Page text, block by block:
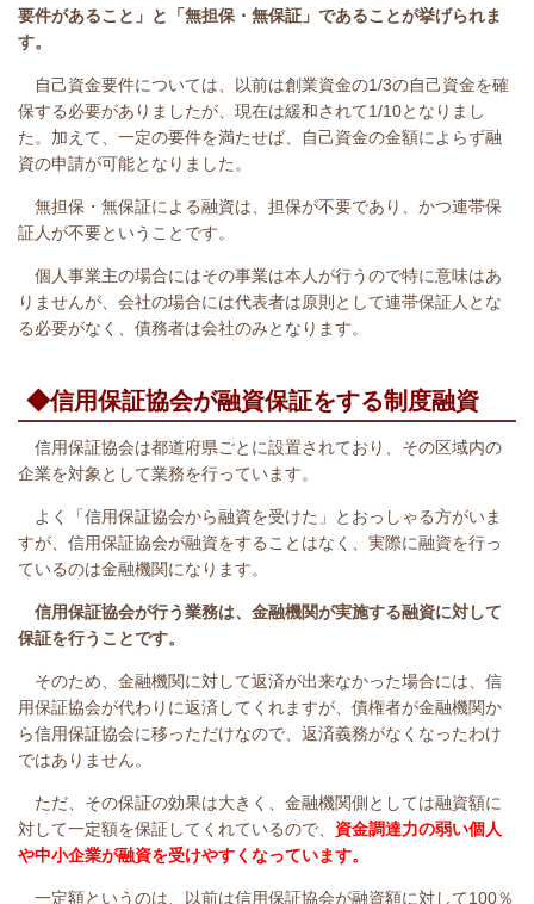
要件があること」と「無担保・無保証」であることが挙げられま
す。
自己資金要件については、以前は創業資金の1/3の自己資金を確
保する必要がありましたが、現在は緩和されて1/10となりまし
た。加えて、一定の要件を満たせば、自己資金の金額によらず融
資の申請が可能となりました。
無担保・無保証による融資は、担保が不要であり、かつ連帯保
証人が不要ということです。
個人事業主の場合にはその事業は本人が行うので特に意味はあ
りませんが、会社の場合には代表者は原則として連帯保証人とな
る必要がなく、債務者は会社のみとなります。
◆信用保証協会が融資保証をする制度融資
信用保証協会は都道府県ごとに設置されており、その区域内の
企業を対象として業務を行っています。
よく「信用保証協会から融資を受けた」とおっしゃる方がいま
すが、信用保証協会が融資をすることはなく、実際に融資を行っ
ているのは金融機関になります。
信用保証協会が行う業務は、金融機関が実施する融資に対して
保証を行うことです。
そのため、金融機関に対して返済が出来なかった場合には、信
用保証協会が代わりに返済してくれますが、債権者が金融機関か
ら信用保証協会に移っただけなので、返済義務がなくなったわけ
ではありません。
​ ただ、その保証の効果は大きく、金融機関側としては融資額に
対して一定額を保証してくれているので、 資金調達力の弱い個人
や中小企業が融資を受けやすくなっています。
一定額というのは、以前は信用保証協会が融資額に対して100％